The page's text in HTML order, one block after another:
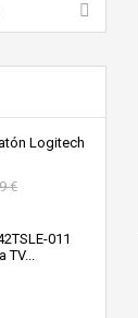
Logitech
€
011
TV...